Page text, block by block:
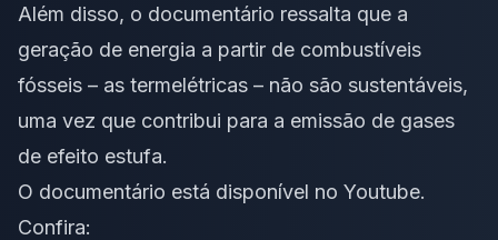
Além disso, o documentário ressalta que a
geração de energia a partir de combustíveis
fósseis – as termelétricas – não são sustentáveis,
uma vez que contribui para a emissão de gases
de efeito estufa.
O documentário está disponível no Youtube.
Confira: